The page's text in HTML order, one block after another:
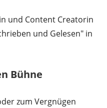
und Content Creatorin
und Gelesen" in
Bühne
zum Vergnügen